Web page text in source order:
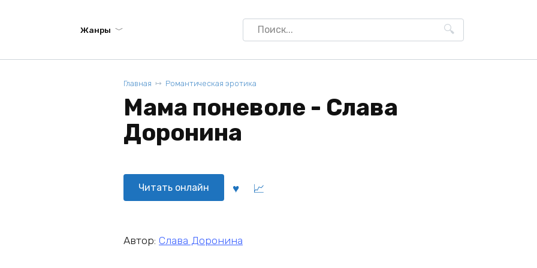
Жанры
Search
for:
Главная Романтическая эротика
Мама поневоле - Слава
Доронина
Читать онлайн
Автор: Слава Доронина